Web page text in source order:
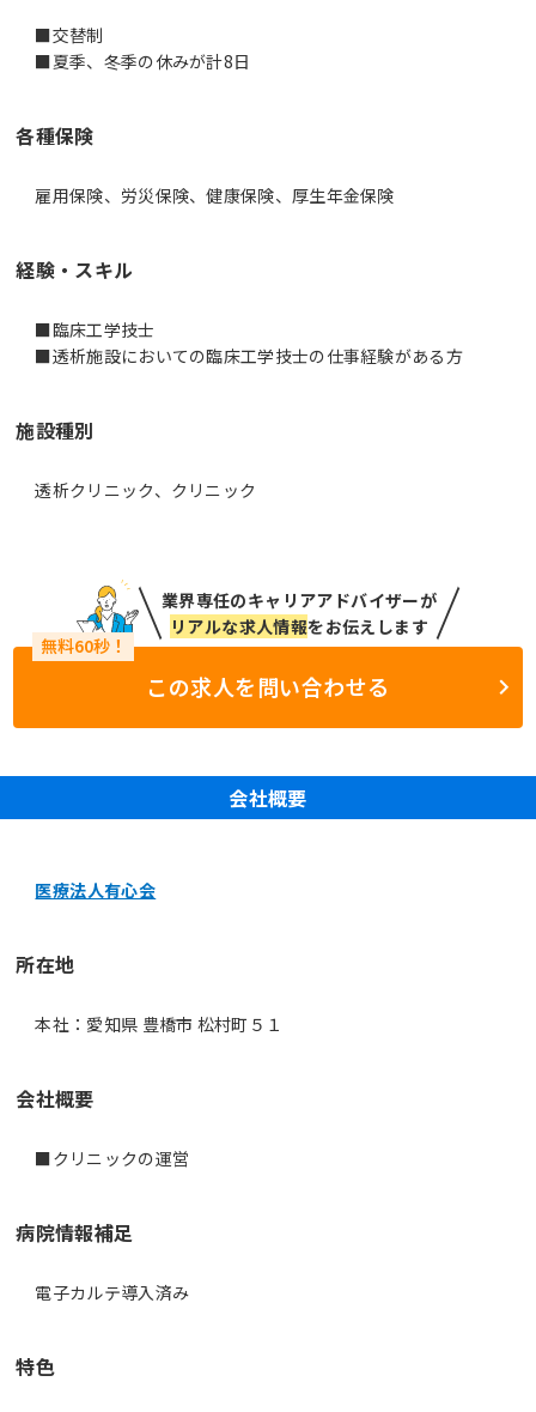
■交替制
■夏季、冬季の休みが計8日
各種保険
雇用保険、労災保険、健康保険、厚生年金保険
経験・スキル
■臨床工学技士
■透析施設においての臨床工学技士の仕事経験がある方
施設種別
透析クリニック、クリニック
業界専任のキャリアアドバイザーが
リアルな求人情報をお伝えします
この求人を問い合わせる
会社概要
医療法人有心会
所在地
本社：愛知県 豊橋市 松村町５１
会社概要
■クリニックの運営
病院情報補足
電子カルテ導入済み
特色